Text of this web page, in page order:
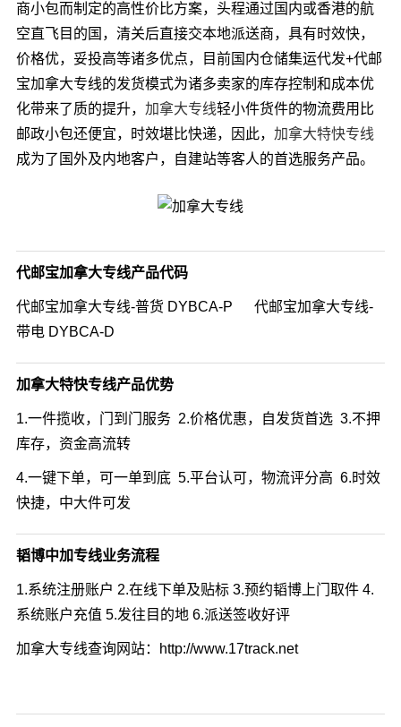
商小包而制定的高性价比方案，头程通过国内或香港的航
空直飞目的国，清关后直接交本地派送商，具有时效快，
价格优，妥投高等诸多优点，目前国内仓储集运代发+代邮
宝加拿大专线的发货模式为诸多卖家的库存控制和成本优
化带来了质的提升， 加拿大专线轻小件货件的物流费用比
邮政小包还便宜，时效堪比快递，因此， 加拿大特快专线
成为了国外及内地客户，自建站等客人的首选服务产品。
代邮宝加拿大专线产品代码
代邮宝加拿大专线-普货 DYBCA-P 代邮宝加拿大专线-
带电 DYBCA-D
加拿大特快专线产品优势
1.一件揽收，门到门服务 2.价格优惠，自发货首选 3.不押
库存，资金高流转
4.一键下单，可一单到底 5.平台认可，物流评分高 6.时效
快捷，中大件可发
韬博中加专线业务流程
1.系统注册账户 2.在线下单及贴标 3.预约韬博上门取件 4.
系统账户充值 5.发往目的地 6.派送签收好评
加拿大专线查询网站：http://www.17track.net